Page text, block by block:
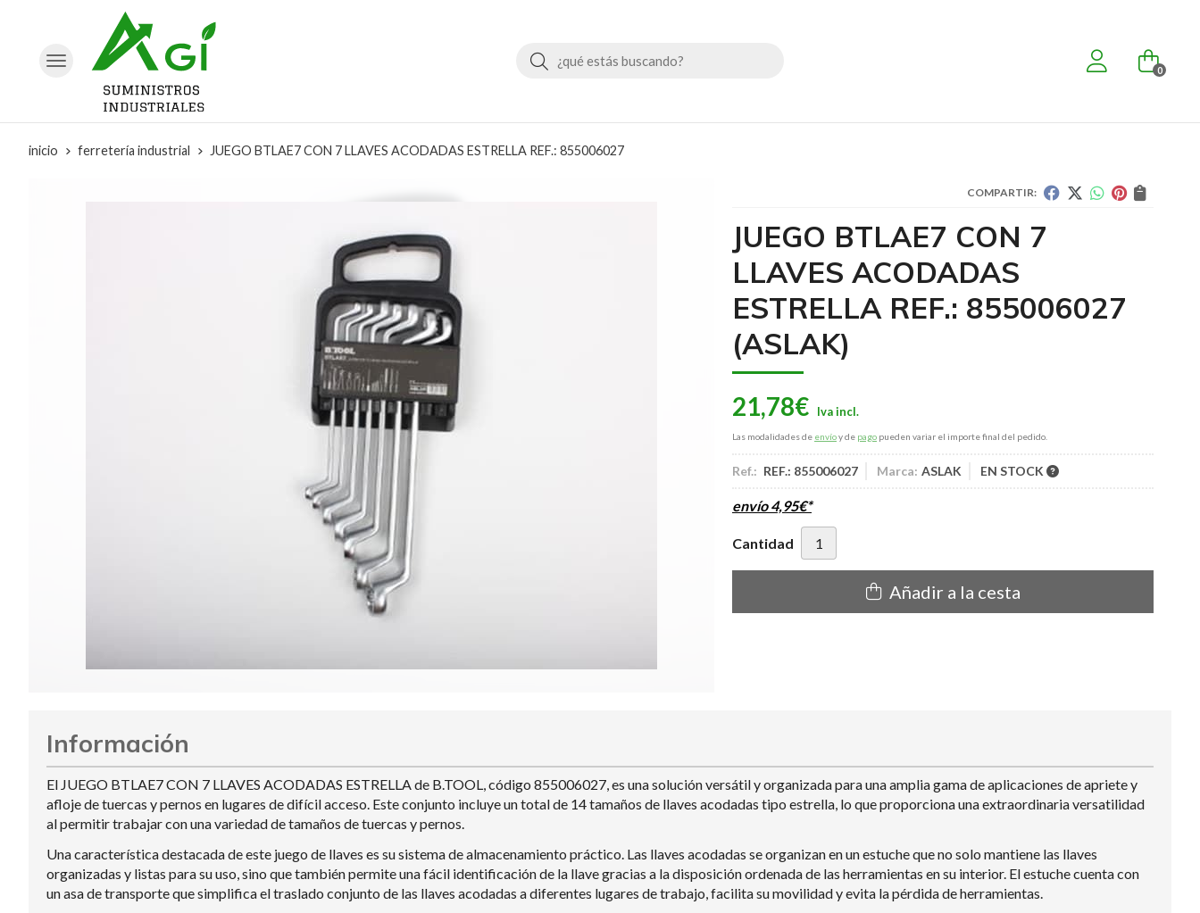
Buscar 0
inicio ferretería industrial JUEGO BTLAE7 CON 7 LLAVES ACODADAS ESTRELLA REF.: 855006027
COMPARTIR:
JUEGO BTLAE7 CON 7
LLAVES ACODADAS
ESTRELLA REF.: 855006027
(ASLAK)
21,78€
Las modalidades de envíoy de pago pueden variar el importe final del pedido.
Ref.: REF.: 855006027 Marca: ASLAK EN STOCK
envío4,95€*
Cantidad
Añadir a la cesta
Información
El JUEGO BTLAE7 CON 7 LLAVES ACODADAS ESTRELLA de B.TOOL, código 855006027, es una solución versátil y organizada para una amplia gama de aplicaciones de apriete y
afloje de tuercas y pernos en lugares de difícil acceso. Este conjunto incluye un total de 14 tamaños de llaves acodadas tipo estrella, lo que proporciona una extraordinaria versatilidad
al permitir trabajar con una variedad de tamaños de tuercas y pernos.
Una característica destacada de este juego de llaves es su sistema de almacenamiento práctico. Las llaves acodadas se organizan en un estuche que no solo mantiene las llaves
organizadas y listas para su uso, sino que también permite una fácil identificación de la llave gracias a la disposición ordenada de las herramientas en su interior. El estuche cuenta con
un asa de transporte que simplifica el traslado conjunto de las llaves acodadas a diferentes lugares de trabajo, facilita su movilidad y evita la pérdida de herramientas.